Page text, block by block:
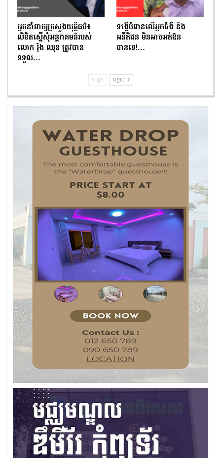
អ្នកនាំពាក្យក្រសួងយុត្តិធម៌៖
លិខិតស្នើសុំអន្តរាគមន៍របស់
លោក រ៉ុង ឈុន ត្រូវបាន
ទទួល…
ទង្វើបំពានលើអ្នកជំងឺ និង
អនីតិជន មិនអាចអត់ឱន
បានទេ!…
មុន បន្ទាប់